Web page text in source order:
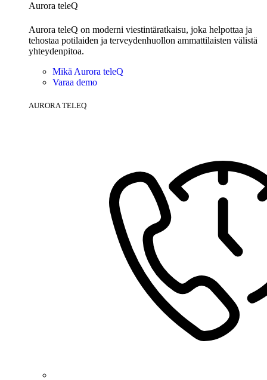
Aurora teleQ
Aurora teleQ on moderni viestintäratkaisu, joka helpottaa ja
tehostaa potilaiden ja terveydenhuollon ammattilaisten välistä
yhteydenpitoa.
Mikä Aurora teleQ
Varaa demo
AURORA TELEQ